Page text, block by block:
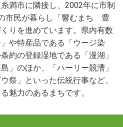
満市に隣接し、2002年に市制
市民が暮らし「響むまち 豊
りを進めています。県内有数
や特産品である「ウージ染
約の登録湿地である「漫湖」
」のほか、「ハーリー競漕」
祭」といった伝統行事など、
魅力のあるまちです。